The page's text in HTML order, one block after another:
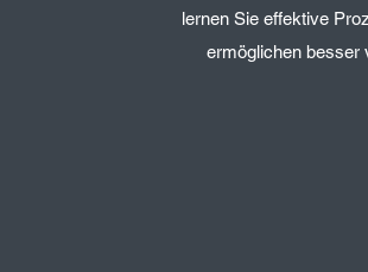
lernen Sie effektive
ermöglichen besser